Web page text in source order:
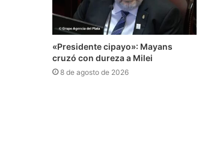
«Presidente cipayo»: Mayans
cruzó con dureza a Milei
8 de agosto de 2026